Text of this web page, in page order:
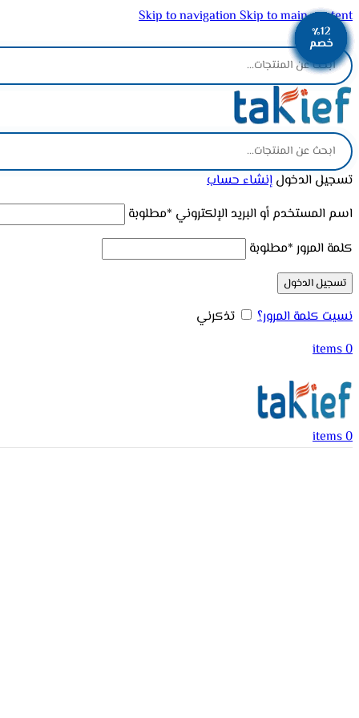
Skip to navigationSkip to main content
ADD ANYTHING HERE OR JUST REMOVE IT…
تسجيل الدخول إنشاء حساب
اسم المستخدم أو البريد الإلكتروني *مطلوبة
كلمة المرور *مطلوبة
تسجيل الدخول
نسيت كلمة المرور؟
تذكرني
0
items
0
items
٪12
خصم
٪12
خصم
٪10
خصم
٪13
خصم
٪12
خصم
٪12
خصم
٪12
خصم
٪12
خصم
٪12
خصم